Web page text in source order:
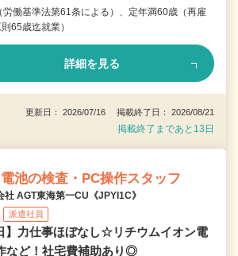
労働基準法第61条による）、定年満60歳（再雇
65歳迄就業）
詳細を見る
更新日： 2026/07/16 掲載終了日： 2026/08/21
掲載終了まであと13日
池の検査・PC操作スタッフ
AGT東海第一CU《JPYI1C》
派遣社員
】力仕事ほぼなし☆リチウムイオン電
など！社宅費補助あり◎